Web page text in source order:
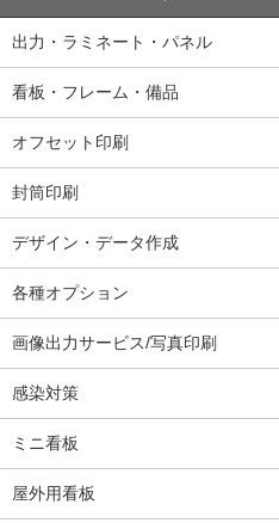
出力・ラミネート・パネル
看板・フレーム・備品
オフセット印刷
封筒印刷
デザイン・データ作成
各種オプション
画像出力サービス/写真印刷
感染対策
ミニ看板
屋外用看板